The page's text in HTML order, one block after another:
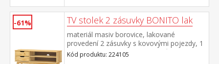
-61% TV stolek 2 zásuvky BONITO lak
materiál masiv borovice, lakované
provedení 2 zásuvky s kovovými pojezdy, 1
police otvor na protažení kabelů
Kód produktu: 224105